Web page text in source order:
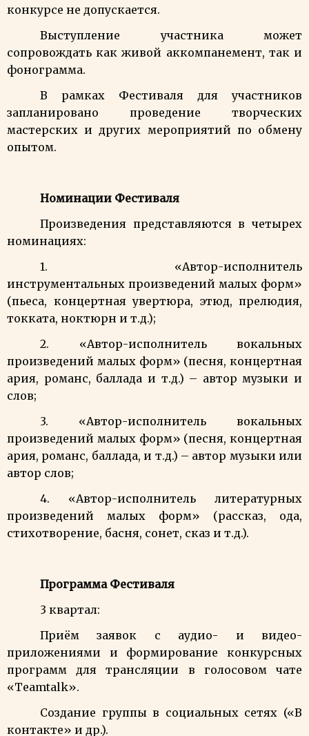
конкурсе не допускается.
Выступление участника может
сопровождать как живой аккомпанемент, так и
фонограмма.
В рамках Фестиваля для участников
запланировано проведение творческих
мастерских и других мероприятий по обмену
опытом.
Номинации Фестиваля
Произведения представляются в четырех
номинациях:
1. «Автор-исполнитель
инструментальных произведений малых форм»
(пьеса, концертная увертюра, этюд, прелюдия,
токката, ноктюрн и т.д.);
2. «Автор-исполнитель вокальных
произведений малых форм» (песня, концертная
ария, романс, баллада и т.д.) – автор музыки и
слов;
3. «Автор-исполнитель вокальных
произведений малых форм» (песня, концертная
ария, романс, баллада, и т.д.) – автор музыки или
автор слов;
4. «Автор-исполнитель литературных
произведений малых форм» (рассказ, ода,
стихотворение, басня, сонет, сказ и т.д.).
Программа Фестиваля
3 квартал:
Приём заявок с аудио- и видео-
приложениями и формирование конкурсных
программ для трансляции в голосовом чате
«Teamtalk».
Создание группы в социальных сетях («В
контакте» и др.).